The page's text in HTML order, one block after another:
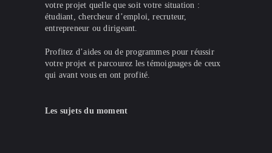
votre projet quelle que soit votre situation :
étudiant, chercheur d’emploi, recruteur,
entrepreneur ou dirigeant.
Profitez d’aides ou de programmes pour réussir
votre projet et parcourez les témoignages de ceux
qui avant vous en ont profité.
Les sujets du moment